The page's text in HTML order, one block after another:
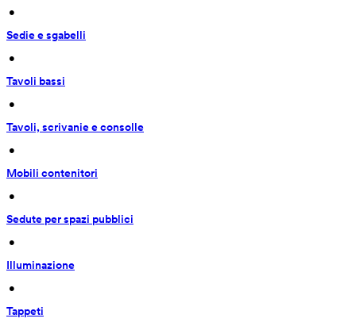
•
Sedie e sgabelli
•
Tavoli bassi
•
Tavoli, scrivanie e consolle
•
Mobili contenitori
•
Sedute per spazi pubblici
•
Illuminazione
•
Tappeti